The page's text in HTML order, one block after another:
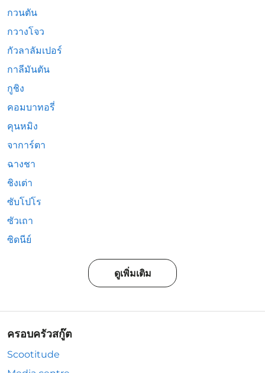
กวนตัน
กวางโจว
กัวลาลัมเปอร์
กาลีมันตัน
กูชิง
คอมบาทอรี่
คุนหมิง
จาการ์ตา
ฉางชา
ชิงเต่า
ซับโปโร
ซัวเถา
ซิดนีย์
ดูเพิ่มเติม
ครอบครัวสกู๊ต
Scootitude